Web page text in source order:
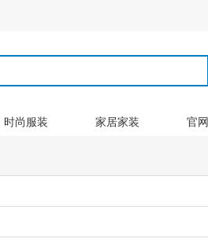
时尚服装 家居家装 官网